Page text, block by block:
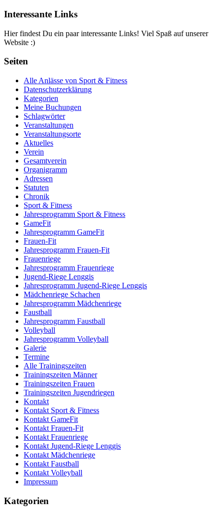
Interessante Links
Hier findest Du ein paar interessante Links! Viel Spaß auf unserer
Website :)
Seiten
Alle Anlässe von Sport & Fitness
Datenschutzerklärung
Kategorien
Meine Buchungen
Schlagwörter
Veranstaltungen
Veranstaltungsorte
Aktuelles
Verein
Gesamtverein
Organigramm
Adressen
Statuten
Chronik
Sport & Fitness
Jahresprogramm Sport & Fitness
GameFit
Jahresprogramm GameFit
Frauen-Fit
Jahresprogramm Frauen-Fit
Frauenriege
Jahresprogramm Frauenriege
Jugend-Riege Lenggis
Jahresprogramm Jugend-Riege Lenggis
Mädchenriege Schachen
Jahresprogramm Mädchenriege
Faustball
Jahresprogramm Faustball
Volleyball
Jahresprogramm Volleyball
Galerie
Termine
Alle Trainingszeiten
Trainingszeiten Männer
Trainingszeiten Frauen
Trainingszeiten Jugendriegen
Kontakt
Kontakt Sport & Fitness
Kontakt GameFit
Kontakt Frauen-Fit
Kontakt Frauenriege
Kontakt Jugend-Riege Lenggis
Kontakt Mädchenriege
Kontakt Faustball
Kontakt Volleyball
Impressum
Kategorien